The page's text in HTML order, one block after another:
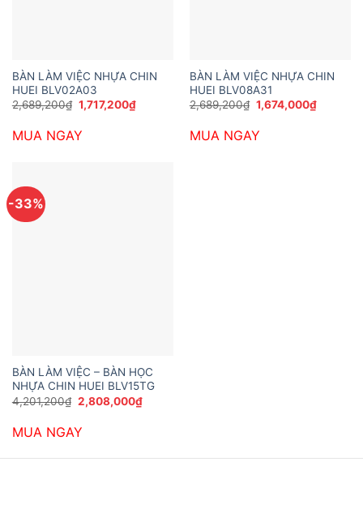
BÀN LÀM VIỆC NHỰA CHIN
HUEI BLV02A03
2,689,200₫ Giá
gốc
2,689,200₫.
1,717,200₫Giá
hiện
MUA NGAY
BÀN LÀM VIỆC NHỰA CHIN
HUEI BLV08A31
2,689,200₫ Giá
gốc
2,689,200₫.
1,674,000₫Giá
hiện
MUA NGAY
-33%
BÀN LÀM VIỆC – BÀN HỌC
NHỰA CHIN HUEI BLV15TG
4,201,200₫ Giá
gốc
4,201,200₫.
2,808,000₫Giá
hiện
MUA NGAY